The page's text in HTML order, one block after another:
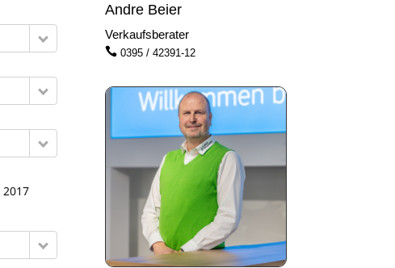
2017
Andre Beier
Verkaufsberater
 0395 / 42391-12